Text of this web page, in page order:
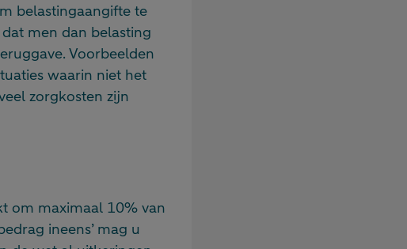
belastingaangifte te
men dan belasting
Voorbeelden
waarin niet het
zorgkosten zijn
om maximaal 10% van
ineens’ mag u